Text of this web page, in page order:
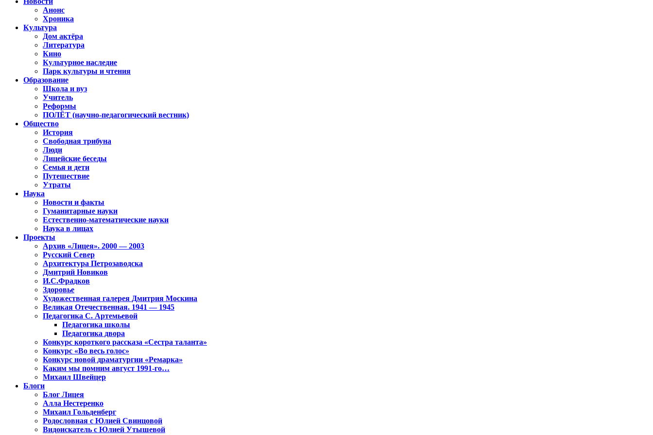
Анонс
Хроника
Культура
Дом актёра
Литература
Кино
Культурное наследие
Парк культуры и чтения
Образование
Школа и вуз
Учитель
Реформы
ПОЛЁТ (научно-педагогический вестник)
Общество
История
Свободная трибуна
Люди
Лицейские беседы
Семья и дети
Путешествие
Утраты
Наука
Новости и факты
Гуманитарные науки
Естественно-математические науки
Наука в лицах
Проекты
Архив «Лицея». 2000 — 2003
Русский Север
Архитектура Петрозаводска
Дмитрий Новиков
И.С.Фрадков
Здоровье
Художественная галерея Дмитрия Москина
Великая Отечественная. 1941 — 1945
Педагогика С. Артемьевой
Педагогика школы
Педагогика двора
Конкурс короткого рассказа «Сестра таланта»
Конкурс «Во весь голос»
Конкурс новой драматургии «Ремарка»
Каким мы помним август 1991-го…
Михаил Швейцер
Блоги
Блог Лицея
Алла Нестеренко
Михаил Гольденберг
Родословная с Юлией Свинцовой
Видоискатель с Юлией Утышевой